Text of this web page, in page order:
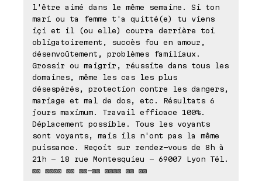
l'être aimé dans le même semaine. Si ton
mari ou ta femme t'a quitté(e) tu viens
içi et il (ou elle) courra derrière toi
obligatoirement, succès fou en amour,
désenvoûtement, problèmes familiaux.
Grossir ou maigrir, réussite dans tous les
domaines, même les cas les plus
désespérés, protection contre les dangers,
mariage et mal de dos, etc. Résultats 6
jours maximum. Travail efficace 100%.
Déplacement possible. Tous les voyants
sont voyants, mais ils n'ont pas la même
puissance. Reçoit sur rendez-vous de 8h à
21h - 18 rue Montesquieu - 69007 Lyon Tél.
⊠⊠ ⊠⊠⊠⊠ ⊠⊠ ⊠⊠-⊠⊠ ⊠⊠⊠⊠ ⊠⊠ ⊠⊠